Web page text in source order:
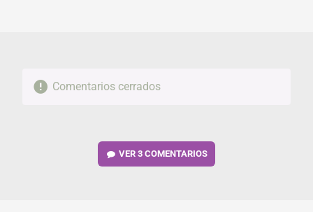
Comentarios cerrados
VER3 COMENTARIOS